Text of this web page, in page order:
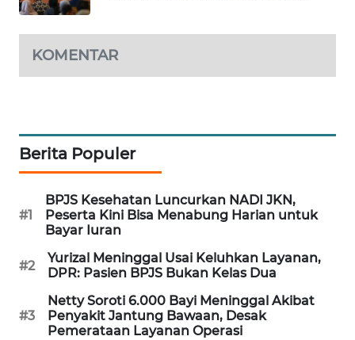
KOMENTAR
Berita Populer
#1
BPJS Kesehatan Luncurkan NADI JKN,
Peserta Kini Bisa Menabung Harian untuk
Bayar Iuran
#2
Yurizal Meninggal Usai Keluhkan Layanan,
DPR: Pasien BPJS Bukan Kelas Dua
#3
Netty Soroti 6.000 Bayi Meninggal Akibat
Penyakit Jantung Bawaan, Desak
Pemerataan Layanan Operasi
Wahana
ID
ID
MARTABAT
NET